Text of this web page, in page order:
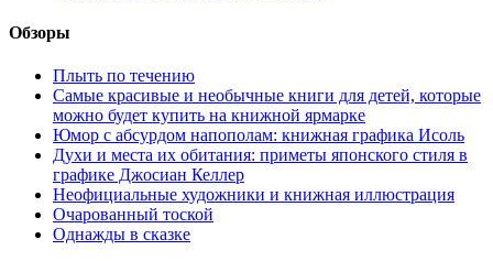
Обзоры
Плыть по течению
Самые красивые и необычные книги для детей, которые
можно будет купить на книжной ярмарке
Юмор с абсурдом напополам: книжная графика Исоль
Духи и места их обитания: приметы японского стиля в
графике Джосиан Келлер
Неофициальные художники и книжная иллюстрация
Очарованный тоской
Однажды в сказке